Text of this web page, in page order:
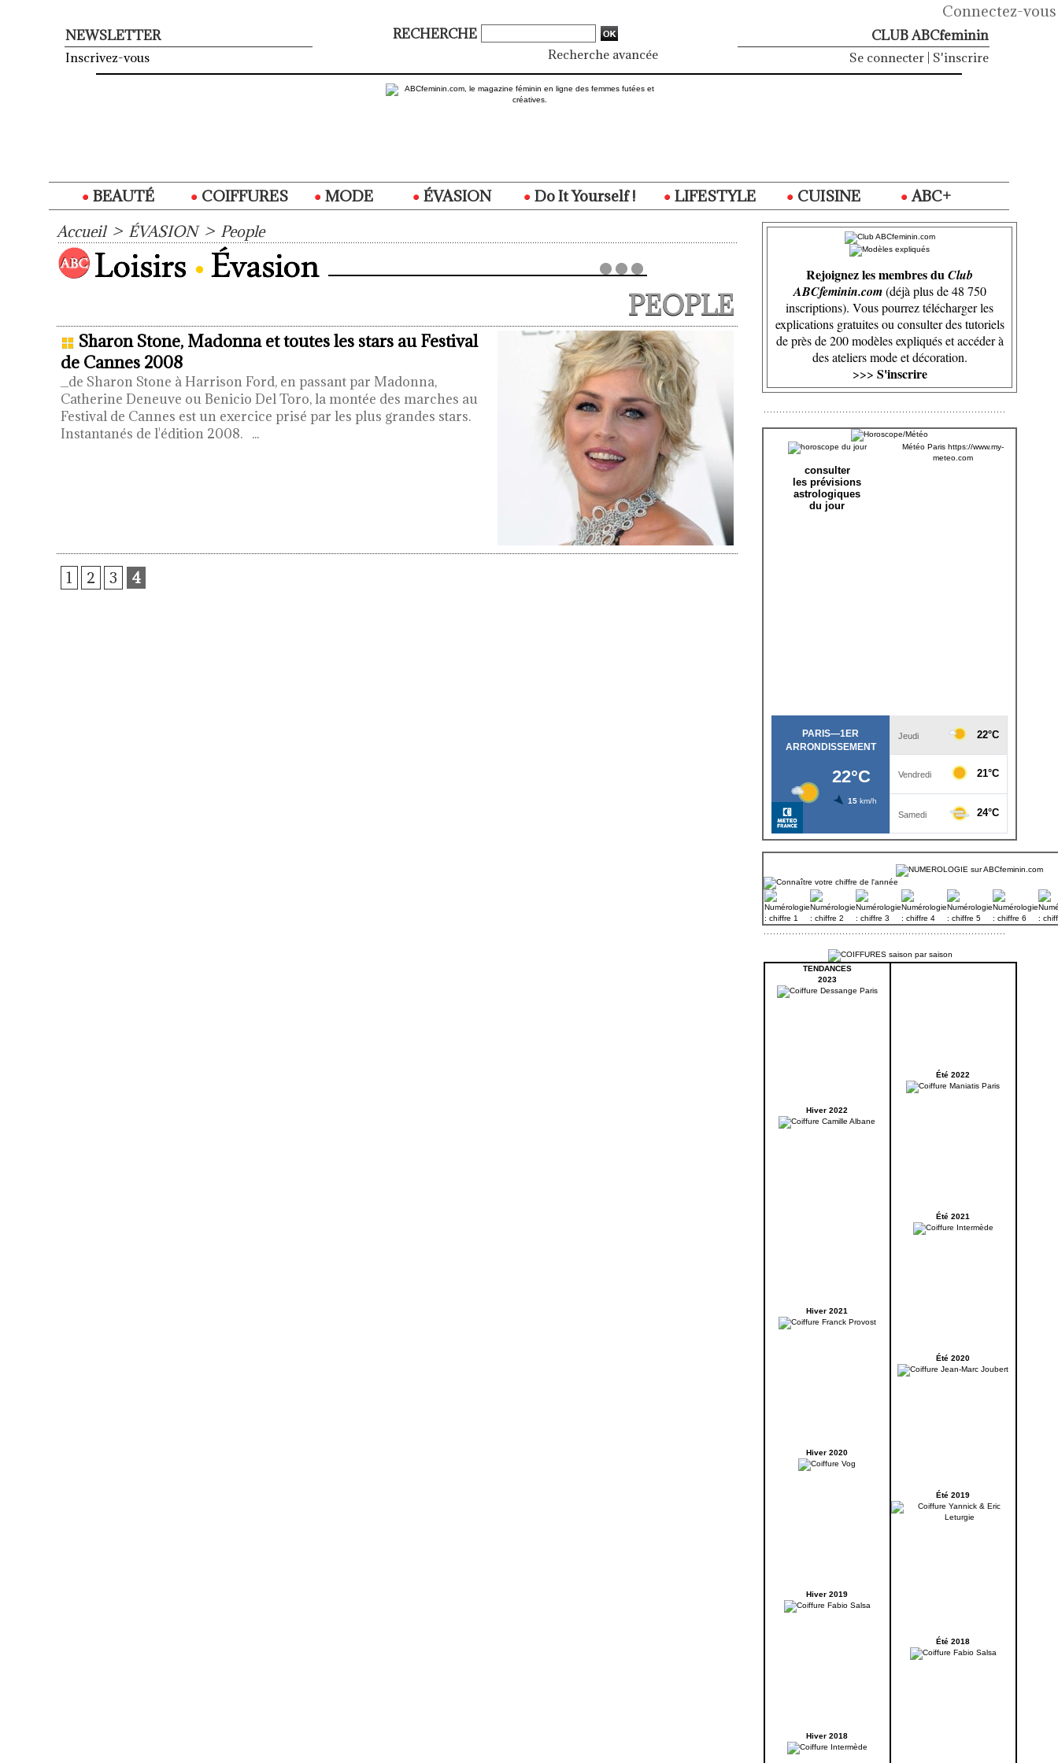
Connectez-vous
NEWSLETTER
Inscrivez-vous
RECHERCHE
Recherche avancée
CLUB ABCfeminin
Se connecter S'inscrire
BEAUTÉ COIFFURES MODE ÉVASION Do It Yourself ! LIFESTYLE CUISINE
ABC+
Accueil > ÉVASION > People
PEOPLE
Sharon Stone, Madonna et toutes les stars au Festival
de Cannes 2008
_de Sharon Stone à Harrison Ford, en passant par Madonna,
Catherine Deneuve ou Benicio Del Toro, la montée des marches au
Festival de Cannes est un exercice prisé par les plus grandes stars.
Instantanés de l'édition 2008. ...
1 2 3 4
Rejoignez les membres duClub
ABCfeminin.com(déjà plus de 48 750
inscriptions). Vous pourrez télécharger les
explications gratuites ou consulter des tutoriels
de près de 200 modèles expliqués et accéder à
des ateliers mode et décoration.
>>> S'inscrire
consulter
les prévisions
astrologiques
du jour
Météo Paris https://www.my-
meteo.com
TENDANCES
2023
Hiver 2022
Hiver 2021
Hiver 2020
Hiver 2019
Hiver 2018
Été 2022
Été 2021
Été 2020
Été 2019
Été 2018